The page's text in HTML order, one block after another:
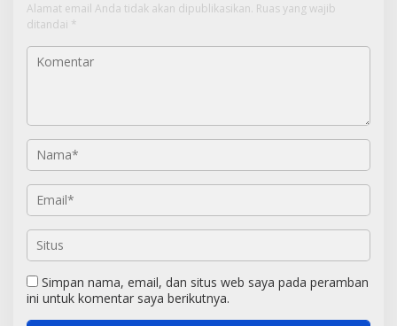
Alamat email Anda tidak akan dipublikasikan. Ruas yang wajib
ditandai *
Simpan nama, email, dan situs web saya pada peramban
ini untuk komentar saya berikutnya.